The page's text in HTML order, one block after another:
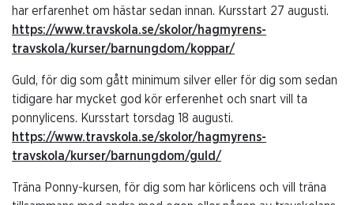
har erfarenhet om hästar sedan innan. Kursstart 27 augusti.
https://www.travskola.se/skolor/hagmyrens-
travskola/kurser/barnungdom/koppar/
Guld, för dig som gått minimum silver eller för dig som sedan
tidigare har mycket god kör erferenhet och snart vill ta
ponnylicens. Kursstart torsdag 18 augusti.
https://www.travskola.se/skolor/hagmyrens-
travskola/kurser/barnungdom/guld/
Träna Ponny-kursen, för dig som har körlicens och vill träna